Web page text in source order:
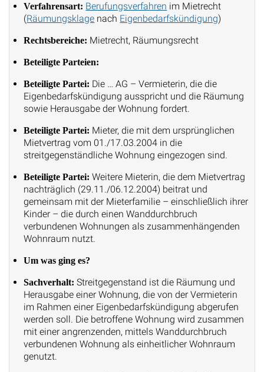
Verfahrensart: Berufungsverfahren im Mietrecht
(Räumungsklage nach Eigenbedarfskündigung)
Rechtsbereiche: Mietrecht, Räumungsrecht
Beteiligte Parteien:
Beteiligte Partei: Die … AG – Vermieterin, die die
Eigenbedarfskündigung ausspricht und die Räumung
sowie Herausgabe der Wohnung fordert.
Beteiligte Partei: Mieter, die mit dem ursprünglichen
Mietvertrag vom 01./17.03.2004 in die
streitgegenständliche Wohnung eingezogen sind.
Beteiligte Partei: Weitere Mieterin, die dem Mietvertrag
nachträglich (29.11./06.12.2004) beitrat und
gemeinsam mit der Mieterfamilie – einschließlich ihrer
Kinder – die durch einen Wanddurchbruch
verbundenen Wohnungen als zusammenhängenden
Wohnraum nutzt.
Um was ging es?
Sachverhalt: Streitgegenstand ist die Räumung und
Herausgabe einer Wohnung, die von der Vermieterin
im Rahmen einer Eigenbedarfskündigung abgerufen
werden soll. Die betroffene Wohnung wird zusammen
mit einer angrenzenden, mittels Wanddurchbruch
verbundenen Wohnung als einheitlicher Wohnraum
genutzt.